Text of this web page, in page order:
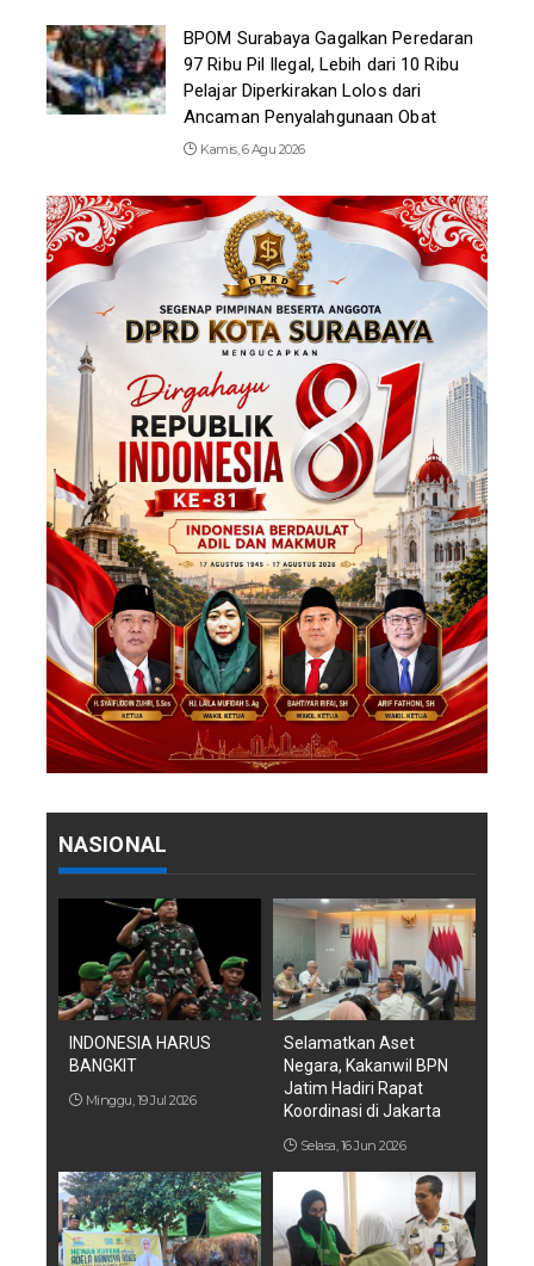
BPOM Surabaya Gagalkan Peredaran
97 Ribu Pil Ilegal, Lebih dari 10 Ribu
Pelajar Diperkirakan Lolos dari
Ancaman Penyalahgunaan Obat
Kamis, 6 Agu 2026
NASIONAL
INDONESIA HARUS
BANGKIT
Minggu, 19 Jul 2026
Selamatkan Aset
Negara, Kakanwil BPN
Jatim Hadiri Rapat
Koordinasi di Jakarta
Selasa, 16 Jun 2026